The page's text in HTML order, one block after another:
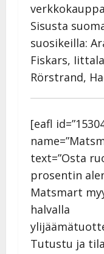
Sisusta
suosikeilla:
Fiskars,
Rörstrand,
[eafl
text=”Osta
prosentin
Matsmart
halvalla
Tutustu ja